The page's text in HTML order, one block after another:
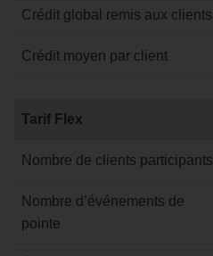
Crédit global remis aux clients
Crédit moyen par client
Flex
Tarif Flex
Nombre de clients participants
Nombre d’événements de
pointe